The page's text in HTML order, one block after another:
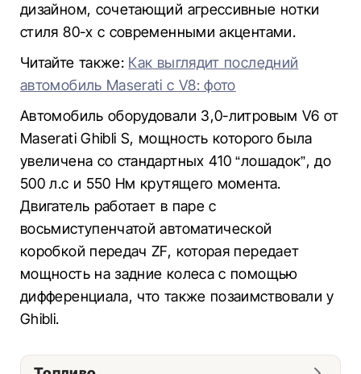
дизайном, сочетающий агрессивные нотки
стиля 80-х с современными акцентами.
Читайте также: Как выглядит последний
автомобиль Maserati с V8: фото
Автомобиль оборудовали 3,0-литровым V6 от
Maserati Ghibli S, мощность которого была
увеличена со стандартных 410 “лошадок”, до
500 л.с и 550 Нм крутящего момента.
Двигатель работает в паре с
восьмиступенчатой автоматической
коробкой передач ZF, которая передает
мощность на задние колеса с помощью
дифференциала, что также позаимствовали у
Ghibli.